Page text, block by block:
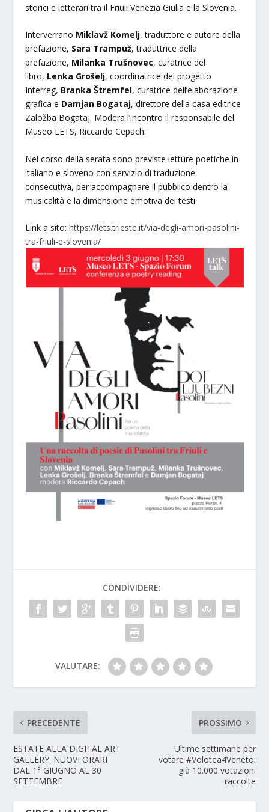
storici e letterari tra il Friuli Venezia Giulia e la Slovenia.
Interverrano Miklavž Komelj, traduttore e autore della
prefazione, Sara Trampuž, traduttrice della
prefazione, Milanka Trušnovec, curatrice del
libro, Lenka Grošelj, coordinatrice del progetto
Interreg, Branka Štremfel, curatrice dell’elaborazione
grafica e Damjan Bogataj, direttore della casa editrice
Založba Bogataj. Modera l’incontro il responsabile del
Museo LETS, Riccardo Cepach.
Nel corso della serata sono previste letture poetiche in
italiano e sloveno con servizio di traduzione
consecutiva, per accompagnare il pubblico dentro la
musicalità e la dimensione emotiva dei testi.
Link a sito:https://lets.trieste.it/via-degli-amori-pasolini-
tra-friuli-e-slovenia/
CONDIVIDERE:
VALUTARE:
PRECEDENTE
ESTATE ALLA DIGITAL ART
GALLERY: NUOVI ORARI
DAL 1° GIUGNO AL 30
SETTEMBRE
PROSSIMO
Ultime settimane per
votare #Volotea4Veneto:
già 10.000 votazioni
raccolte